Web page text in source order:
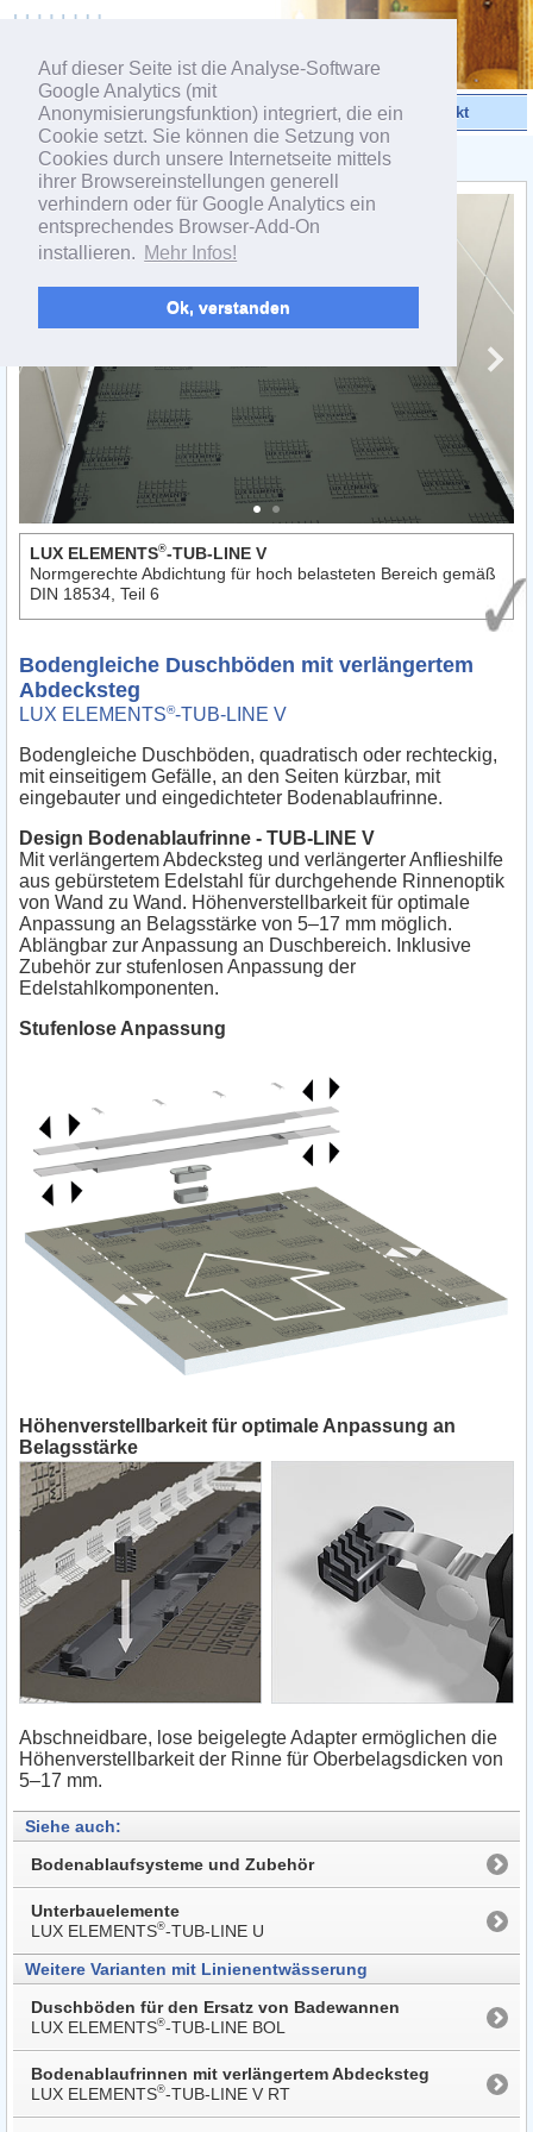
Auf dieser Seite ist die Analyse-Software
Google Analytics (mit
Anonymisierungsfunktion) integriert, die ein
Cookie setzt. Sie können die Setzung von
Cookies durch unsere Internetseite mittels
ihrer Browsereinstellungen generell
verhindern oder für Google Analytics ein
entsprechendes Browser-Add-On
installieren. Mehr Infos!
Ok, verstanden
Videos Produkte Kontakt
< Linientwässerung
LUX ELEMENTS®-TUB-LINE V
Normgerechte Abdichtung für hoch belasteten Bereich gemäß
DIN 18534, Teil 6
Bodengleiche Duschböden mit verlängertem
Abdecksteg
LUX ELEMENTS®-TUB-LINE V
Bodengleiche Duschböden, quadratisch oder rechteckig,
mit einseitigem Gefälle, an den Seiten kürzbar, mit
eingebauter und eingedichteter Bodenablaufrinne.
Design Bodenablaufrinne - TUB-LINE V
Mit verlängertem Abdecksteg und verlängerter Anflieshilfe
aus gebürstetem Edelstahl für durchgehende Rinnenoptik
von Wand zu Wand. Höhenverstellbarkeit für optimale
Anpassung an Belagsstärke von 5–17 mm möglich.
Ablängbar zur Anpassung an Duschbereich. Inklusive
Zubehör zur stufenlosen Anpassung der
Edelstahlkomponenten.
Stufenlose Anpassung
Höhenverstellbarkeit für optimale Anpassung an
Belagsstärke
Abschneidbare, lose beigelegte Adapter ermöglichen die
Höhenverstellbarkeit der Rinne für Oberbelagsdicken von
5–17 mm.
Siehe auch:
Bodenablaufsysteme und Zubehör
Unterbauelemente
LUX ELEMENTS®-TUB-LINE U
Weitere Varianten mit Linienentwässerung
Duschböden für den Ersatz von Badewannen
LUX ELEMENTS®-TUB-LINE BOL
Bodenablaufrinnen mit verlängertem Abdecksteg
LUX ELEMENTS®-TUB-LINE V RT
powered by webEdition CMS